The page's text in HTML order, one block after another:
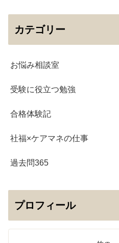
カテゴリー
お悩み相談室
受験に役立つ勉強
合格体験記
社福×ケアマネの仕事
過去問365
プロフィール